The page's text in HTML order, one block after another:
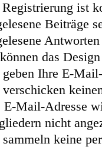
ist
Beiträge
das
Ihre E-
E-Mail-Adresse
nicht
keine